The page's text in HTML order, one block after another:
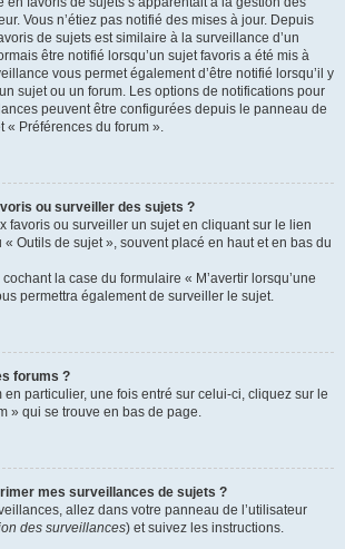
Vous n’étiez pas notifié des mises à jour. Depuis
de sujets est similaire à la surveillance d’un
être notifié lorsqu’un sujet favoris a été mis à
vous permet également d’être notifié lorsqu’il y
sujet ou un forum. Les options de notifications pour
peuvent être configurées depuis le panneau de
« Préférences du forum ».
ou surveiller des sujets ?
favoris ou surveiller un sujet en cliquant sur le lien
Outils de sujet », souvent placé en haut et en bas du
la case du formulaire « M’avertir lorsqu’une
permettra également de surveiller le sujet.
forums ?
en particulier, une fois entré sur celui-ci, cliquez sur le
» qui se trouve en bas de page.
mes surveillances de sujets ?
allez dans votre panneau de l’utilisateur
des surveillances) et suivez les instructions.